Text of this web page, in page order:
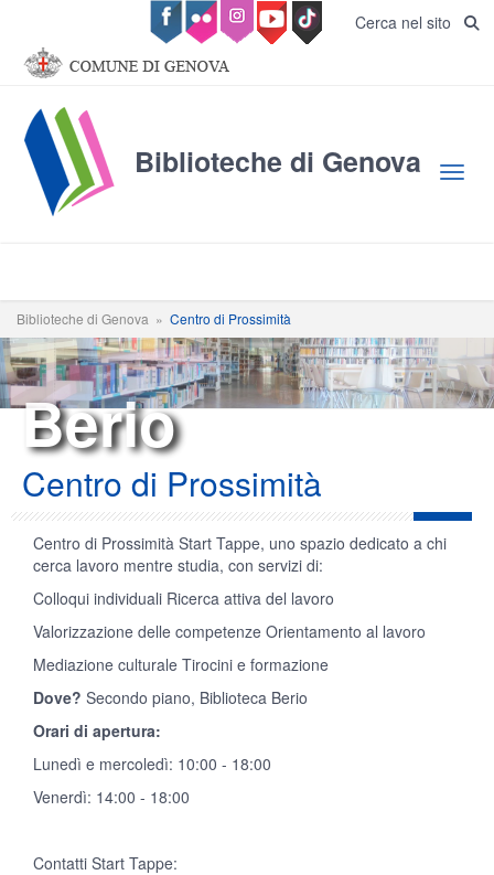
Salta al contenuto principale Cerca nel sito
Biblioteche di Genova
Biblioteche di Genova » Centro di Prossimità
Berio
Centro di Prossimità
Centro di Prossimità Start Tappe, uno spazio dedicato a chi
cerca lavoro mentre studia, con servizi di:
Colloqui individuali Ricerca attiva del lavoro
Valorizzazione delle competenze Orientamento al lavoro
Mediazione culturale Tirocini e formazione
Dove? Secondo piano, Biblioteca Berio
Orari di apertura:
Lunedì e mercoledì: 10:00 - 18:00
Venerdì: 14:00 - 18:00
Contatti Start Tappe: